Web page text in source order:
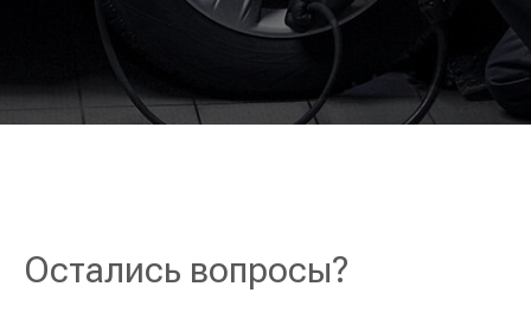
Остались вопросы?